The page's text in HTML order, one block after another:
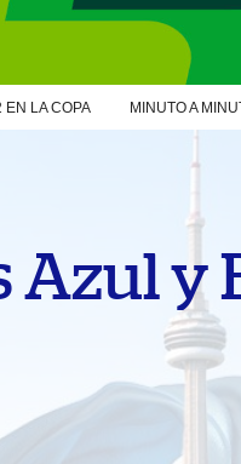
EN LA COPA MINUTO A
Azul y